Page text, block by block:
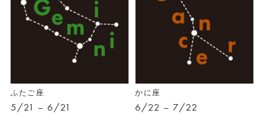
ふたご座
5/21 – 6/21
かに座
6/22 – 7/22